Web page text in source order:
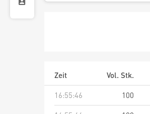
Zeit Vol. Stk.
16:55:46
100